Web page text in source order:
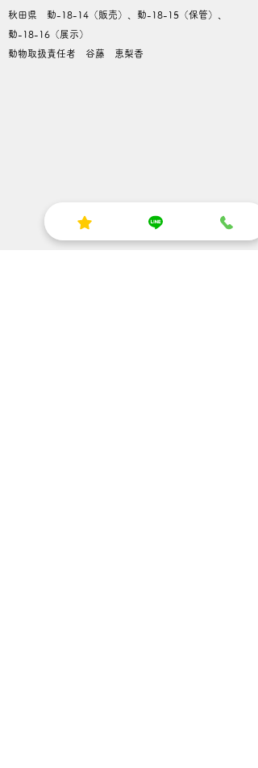
秋田県 動-18-14（販売）、動-18-15（保管）、
動-18-16（展示）
動物取扱責任者 谷藤 恵梨香